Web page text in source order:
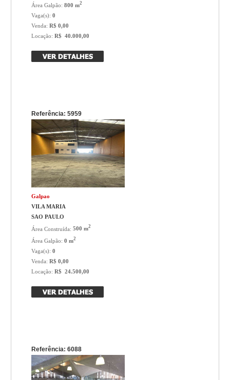
Área Galpão:800 m2
Vaga(s):0
Venda:R$ 0,00
Locação:R$ 40.000,00
Referência: 5959
Galpao
VILA MARIA
SAO PAULO
Área Construída:500 m2
Área Galpão:0 m2
Vaga(s):0
Venda:R$ 0,00
Locação:R$ 24.500,00
Referência: 6088